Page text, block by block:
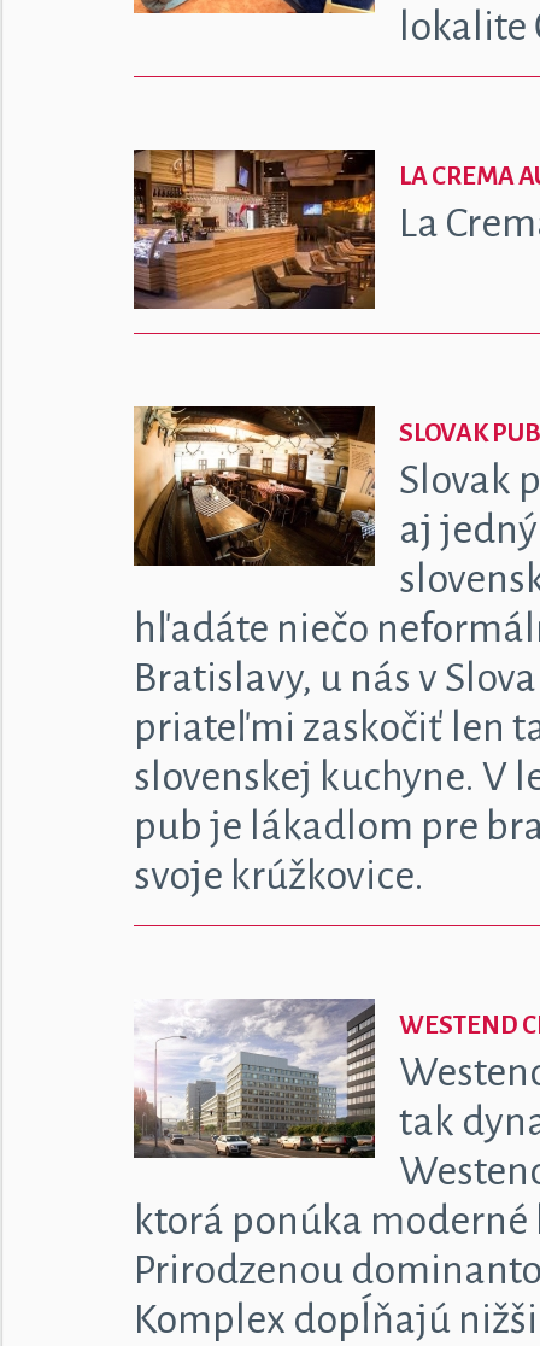
lokalite
LA CREMA
La
SLOVAK PUB
Slovak
aj
hľadáte niečo
Bratislavy, u nás v
priateľmi zaskočiť len
slovenskej kuchyne. V
pub je lákadlom pre
svoje krúžkovice.
WESTEND
tak
ktorá ponúka
Prirodzenou
Komplex dopĺňajú